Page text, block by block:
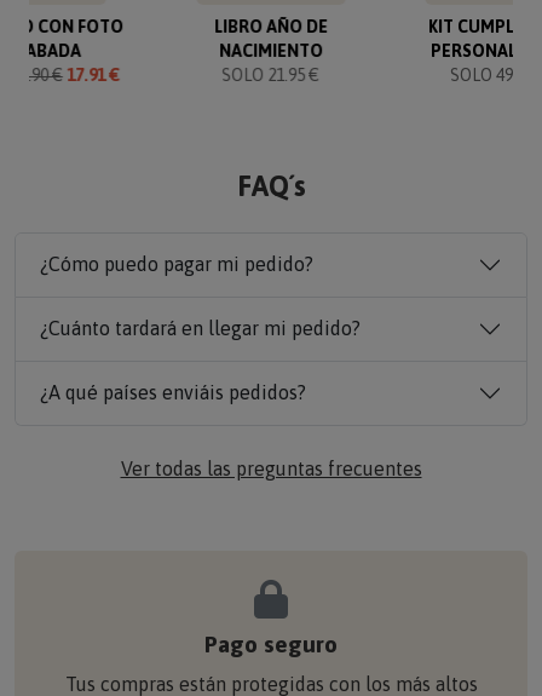
CON FOTO
GRABADA
19.90 €17.91 €
LIBRO AÑO DE
NACIMIENTO
SOLO 21.95 €
KIT
SOLO 49.90
FAQ´s
¿Cómo puedo pagar mi pedido?
¿Cuánto tardará en llegar mi pedido?
¿A qué países enviáis pedidos?
Ver todas las preguntas frecuentes
Pago seguro
Tus compras están protegidas con los más altos